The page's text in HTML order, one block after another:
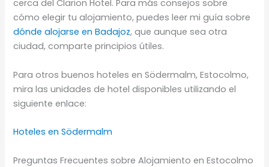
cerca del Clarion Hotel. Para más consejos sobre
cómo elegir tu alojamiento, puedes leer mi guía sobre
dónde alojarse en Badajoz, que aunque sea otra
ciudad, comparte principios útiles.
Para otros buenos hoteles en Södermalm, Estocolmo,
mira las unidades de hotel disponibles utilizando el
siguiente enlace:
Hoteles en Södermalm
Preguntas Frecuentes sobre Alojamiento en Estocolmo